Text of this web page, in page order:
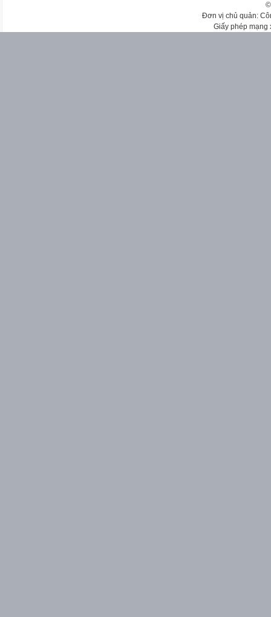
Đơn vị chủ quản:
Giấy phép mạng